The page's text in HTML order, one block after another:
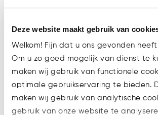
Deze website maakt gebruik van
Welkom! Fijn dat u ons gevonden
Om u zo goed mogelijk van dienst te
maken wij gebruik van functionele
optimale gebruikservaring te bieden.
maken wij gebruik van analytische
gebruik van onze website te
Handelsregister. Hierdoor zal
verdienmodel van ongewenst
datagebruik door derden
wegvallen.
Financiering
Een belangrijk onderdeel is